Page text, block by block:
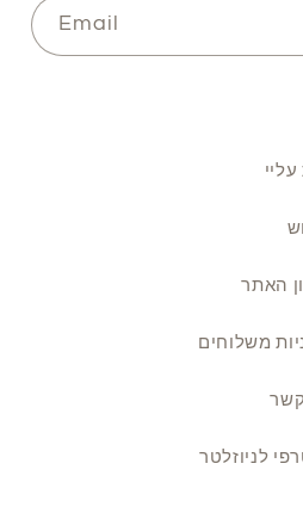
Email
האתר
משלוחים
לניוזלטר